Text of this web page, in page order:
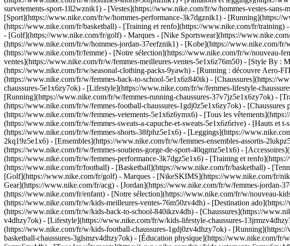
survetements-sport-1ll2wznik1) - [Vestes](https://www.nike.com/fr/w/hommes-vestes-
[Sport](https://www.nike.com/fr/w/hommes-performance-3k7dgznik1) -
(https://www.nike.com/fr/basketball) - [Training et renfo](https://www.nike.com/fr/
- [Golf](https://www.nike.com/fr/golf) - Marques - [Nike Sportswear](https://
(https://www.nike.com/fr/w/hommes-jordan-37eefznik1) - [Kobe](https://www.nike.com/
(https://www.nike.com/fr/femme) - [Notre sélection](https://www.nike.com/fr/w/nouveau-
ventes](https://www.nike.com/fr/w/femmes-meilleures-ventes-5e1x6z76m50) - [Style By :
(https://www.nike.com/fr/w/seasonal-clothing-packs-9yawh) - [Running : découvre Aero-
(https://www.nike.com/fr/w/femmes-back-to-school-5e1x6z840ik) - [Chaussures](https://
chaussures-5e1x6zy7ok) - [Lifestyle](https://www.nike.com/fr/w/femmes-lifestyle-
[Running](https://www.nike.com/fr/w/femmes-running-chaussures-37v7jz5e1x6zy7ok) -
(https://www.nike.com/fr/w/femmes-football-chaussures-1gdj0z5e1x6zy7ok) -
(https://www.nike.com/fr/w/femmes-vetements-5e1x6z6ymx6) - [Tous les
(https://www.nike.com/fr/w/femmes-sweats-a-capuche-et-sweats-5e1x6z6rive) - [Hauts et
(https://www.nike.com/fr/w/femmes-shorts-38fphz5e1x6) - [Leggings](https://
2kq19z5e1x6) - [Ensembles](https://www.nike.com/fr/w/femmes-ensembles-assortis-
(https://www.nike.com/fr/w/femmes-soutiens-gorge-de-sport-40qgmz5e1x6) -
(https://www.nike.com/fr/w/femmes-performance-3k7dgz5e1x6) - [Training et
(https://www.nike.com/fr/football) - [Basketball](https://www.nike.com/fr/basketball) -
[Golf](https://www.nike.com/fr/golf) - Marques - [NikeSKIMS](https://www.nike.com/fr/
Gear](https://www.nike.com/fr/acg) - [Jordan](https://www.nike.com/fr/w/femmes-jordan-
(https://www.nike.com/fr/enfant) - [Notre sélection](https://www.nike.com/fr/w/nouveau-
(https://www.nike.com/fr/w/kids-meilleures-ventes-76m50zv4dh) - [Destination
(https://www.nike.com/fr/w/kids-back-to-school-840ikzv4dh) - [Chaussures](https://
v4dhzy7ok) - [Lifestyle](https://www.nike.com/fr/w/kids-lifestyle-chaussures-
(https://www.nike.com/fr/w/kids-football-chaussures-1gdj0zv4dhzy7ok) -
basketball-chaussures-3glsmzv4dhzy7ok) - [Éducation physique](https://www.nike.com/fr/